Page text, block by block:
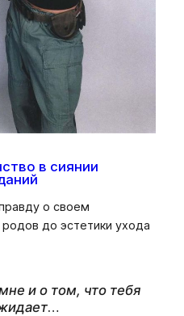
в сиянии
о своем
до эстетики ухода
и о том, что тебя
…